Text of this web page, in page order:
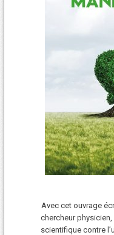
Avec cet ouvrage
chercheur
scientifique contre